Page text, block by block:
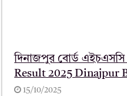
দিনাজপুর বোর্ড
Result 2025 Dinajpur
15/10/2025